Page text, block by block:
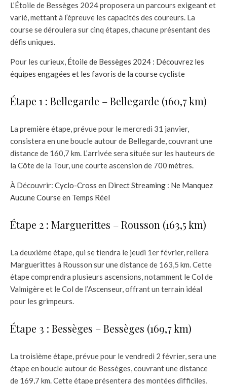
L’Étoile de Bessèges 2024 proposera un parcours exigeant et
varié, mettant à l’épreuve les capacités des coureurs. La
course se déroulera sur cinq étapes, chacune présentant des
défis uniques.
Pour les curieux, Étoile de Bessèges 2024 : Découvrez les
équipes engagées et les favoris de la course cycliste
Étape 1 : Bellegarde – Bellegarde (160,7 km)
La première étape, prévue pour le mercredi 31 janvier,
consistera en une boucle autour de Bellegarde, couvrant une
distance de 160,7 km. L’arrivée sera située sur les hauteurs de
la Côte de la Tour, une courte ascension de 700 mètres.
À Découvrir: Cyclo-Cross en Direct Streaming : Ne Manquez
Aucune Course en Temps Réel
Étape 2 : Marguerittes – Rousson (163,5 km)
La deuxième étape, qui se tiendra le jeudi 1er février, reliera
Marguerittes à Rousson sur une distance de 163,5 km. Cette
étape comprendra plusieurs ascensions, notamment le Col de
Valmigère et le Col de l’Ascenseur, offrant un terrain idéal
pour les grimpeurs.
Étape 3 : Bessèges – Bessèges (169,7 km)
La troisième étape, prévue pour le vendredi 2 février, sera une
étape en boucle autour de Bessèges, couvrant une distance
de 169,7 km. Cette étape présentera des montées difficiles,